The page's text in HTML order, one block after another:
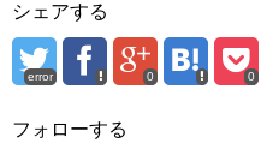
シェアする
error 0 0
フォローする